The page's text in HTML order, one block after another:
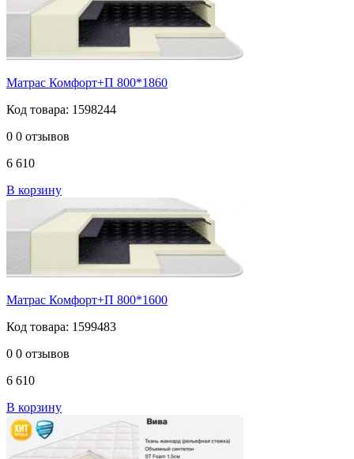
Матрас Комфорт+П 800*1860
Код товара: 1598244
0 0 отзывов
6 610
В корзину
Матрас Комфорт+П 800*1600
Код товара: 1599483
0 0 отзывов
6 610
В корзину